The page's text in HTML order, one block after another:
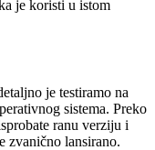
je koristi u istom
je testiramo na
sistema. Preko
ranu verziju i
zvanično lansirano.